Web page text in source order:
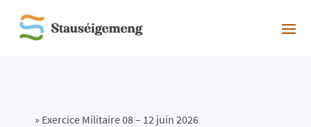
» Exercice Militaire 08 – 12 juin 2026